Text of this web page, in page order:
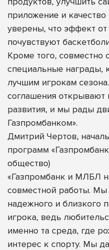
приложение и
уверены, что эффект от
почувствуют
Кроме того,
специальные награды,
лучшим игрокам
соглашения
развития, и мы рады
Газпромбанком».
Дмитрий Чертов,
программ
общество)
«Газпромбанк и МЛБЛ
совместной работы.
надежного и близкого
игрока, ведь
именно та среда, где
интерес к спорту. Мы